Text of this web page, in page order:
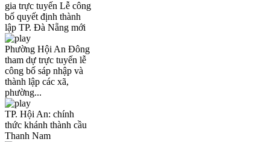
gia trực tuyến Lễ công
bố quyết định thành
lập TP. Đà Nẵng mới
Phường Hội An Đông
tham dự trực tuyến lễ
công bố sáp nhập và
thành lập các xã,
phường...
TP. Hội An: chính
thức khánh thành cầu
Thanh Nam